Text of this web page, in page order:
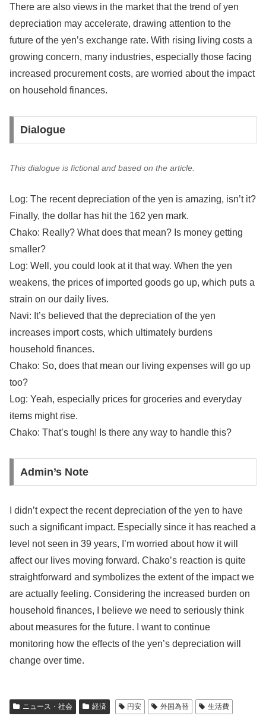
There are also views in the market that the trend of yen
depreciation may accelerate, drawing attention to the
future of the yen’s exchange rate. With rising living costs a
growing concern, many industries, especially those facing
increased procurement costs, are worried about the impact
on household finances.
Dialogue
This dialogue is fictional and based on the article.
Log: The recent depreciation of the yen is amazing, isn’t it?
Finally, the dollar has hit the 162 yen mark.
Chako: Really? What does that mean? Is money getting
smaller?
Log: Well, you could look at it that way. When the yen
weakens, the prices of imported goods go up, which puts a
strain on our daily lives.
Navi: It’s believed that the depreciation of the yen
increases import costs, which ultimately burdens
household finances.
Chako: So, does that mean our living expenses will go up
too?
Log: Yeah, especially prices for groceries and everyday
items might rise.
Chako: That’s tough! Is there any way to handle this?
Admin’s Note
I didn’t expect the recent depreciation of the yen to have
such a significant impact. Especially since it has reached a
level not seen in 39 years, I’m worried about how it will
affect our lives moving forward. Chako’s reaction is quite
straightforward and symbolizes the extent of the impact we
are actually feeling. Considering the increased burden on
household finances, I believe we need to seriously think
about measures for the future. I want to continue
monitoring how the effects of the yen’s depreciation will
change over time.
ニュース・社会 経済 円安 外国為替 生活費